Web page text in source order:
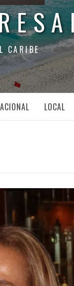
CARIBE
LOCAL